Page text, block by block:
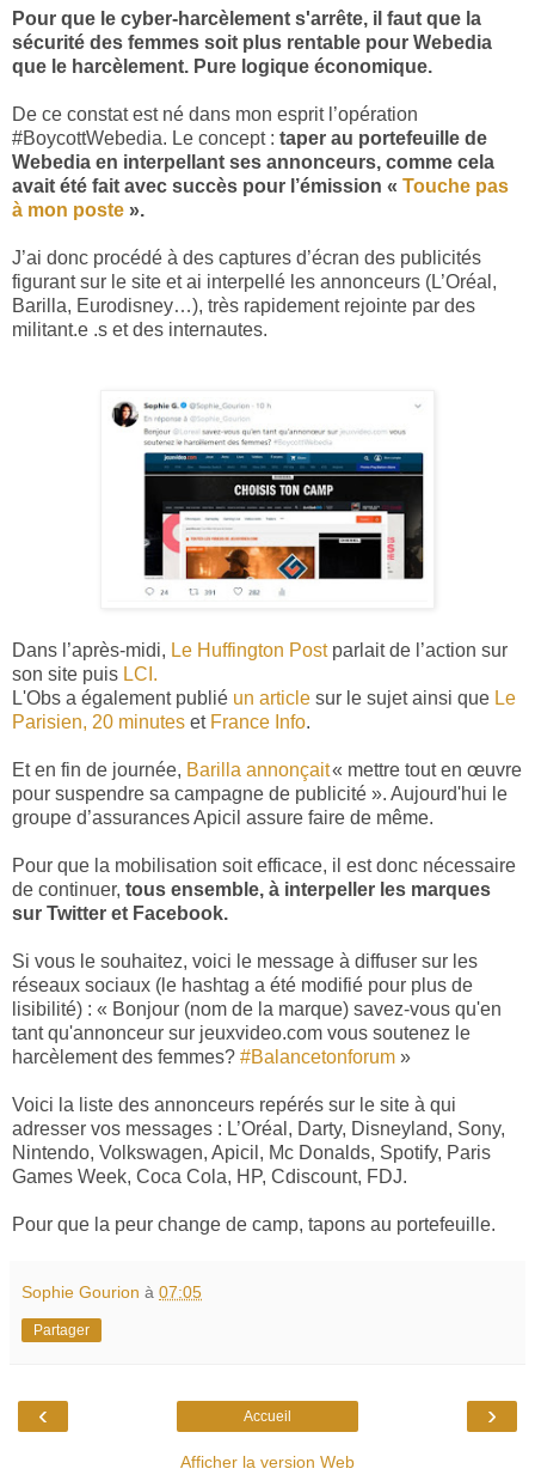
Pour que le cyber-harcèlement s'arrête, il faut que la
sécurité des femmes soit plus rentable pour Webedia
que le harcèlement. Pure logique économique.
De ce constat est né dans mon esprit l’opération
#BoycottWebedia. Le concept : taper au portefeuille de
Webedia en interpellant ses annonceurs, comme cela
avait été fait avec succès pour l’émission « Touche pas
à mon poste ».
J’ai donc procédé à des captures d’écran des publicités
figurant sur le site et ai interpellé les annonceurs (L’Oréal,
Barilla, Eurodisney…), très rapidement rejointe par des
militant.e .s et des internautes.
Dans l’après-midi, Le Huffington Postparlait de l’action sur
son site puis LCI.
L'Obs a également publié un article sur le sujet ainsi que Le
Parisien, 20 minutes et France Info.
Et en fin de journée, Barilla annonçait« mettre tout en œuvre
pour suspendre sa campagne de publicité ». Aujourd'hui le
groupe d’assurances Apicil assure faire de même.
Pour que la mobilisation soit efficace, il est donc nécessaire
de continuer, tous ensemble, à interpeller les marques
sur Twitter et Facebook.
Si vous le souhaitez, voici le message à diffuser sur les
réseaux sociaux (le hashtag a été modifié pour plus de
lisibilité) : « Bonjour (nom de la marque) savez-vous qu'en
tant qu'annonceur sur jeuxvideo.com vous soutenez le
harcèlement des femmes? #Balancetonforum »
Voici la liste des annonceurs repérés sur le site à qui
adresser vos messages : L’Oréal, Darty, Disneyland, Sony,
Nintendo, Volkswagen, Apicil, Mc Donalds, Spotify, Paris
Games Week, Coca Cola, HP, Cdiscount, FDJ.
Pour que la peur change de camp, tapons au portefeuille.
Sophie Gourion à 07:05
Partager
‹ ›
Accueil
Afficher la version Web